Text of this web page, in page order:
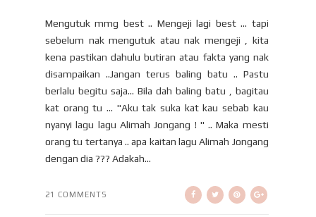
Mengutuk mmg best .. Mengeji lagi best ... tapi
sebelum nak mengutuk atau nak mengeji , kita
kena pastikan dahulu butiran atau fakta yang nak
disampaikan ..Jangan terus baling batu .. Pastu
berlalu begitu saja... Bila dah baling batu , bagitau
kat orang tu ... "Aku tak suka kat kau sebab kau
nyanyi lagu lagu Alimah Jongang ! " .. Maka mesti
orang tu tertanya .. apa kaitan lagu Alimah Jongang
dengan dia ??? Adakah...
21 COMMENTS